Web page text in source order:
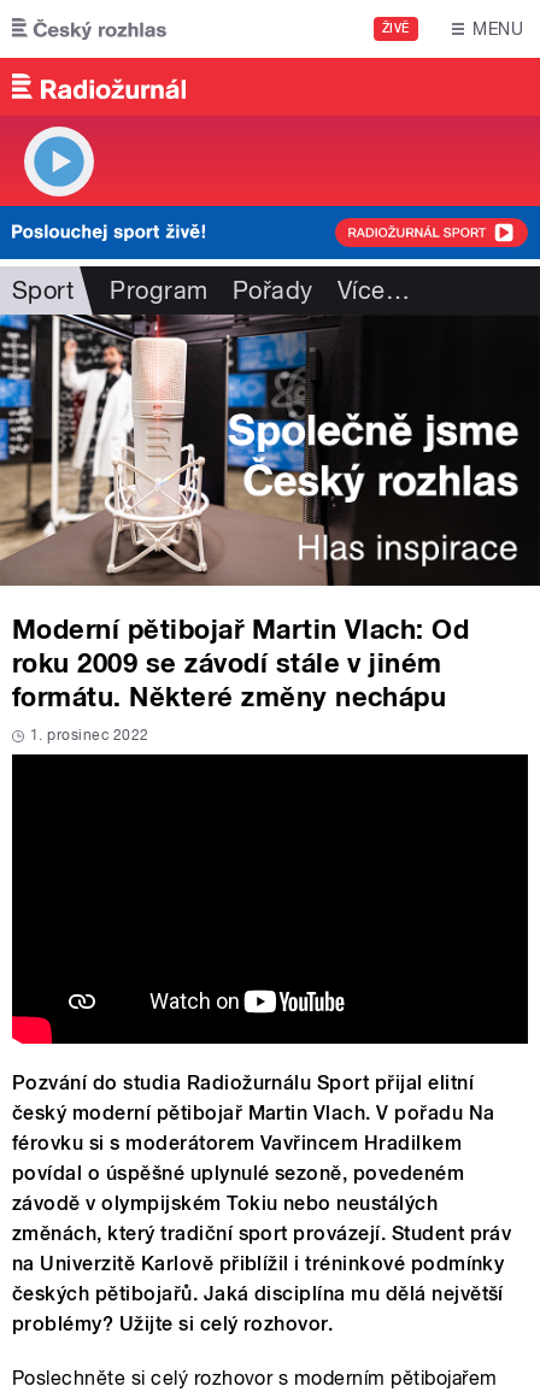
Přejít k hlavnímu obsahu
ŽIVĚ MENU
Sport Program Pořady Více…
Moderní pětibojař Martin Vlach: Od
roku 2009 se závodí stále v jiném
formátu. Některé změny nechápu
1. prosinec 2022
Pozvání do studia Radiožurnálu Sport přijal elitní
český moderní pětibojař Martin Vlach. V pořadu Na
férovku si s moderátorem Vavřincem Hradilkem
povídal o úspěšné uplynulé sezoně, povedeném
závodě v olympijském Tokiu nebo neustálých
změnách, který tradiční sport provázejí. Student práv
na Univerzitě Karlově přiblížil i tréninkové podmínky
českých pětibojařů. Jaká disciplína mu dělá největší
problémy? Užijte si celý rozhovor.
Poslechněte si celý rozhovor s moderním pětibojařem